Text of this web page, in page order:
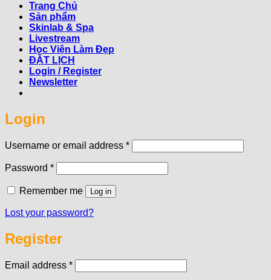
Trang Chủ
Sản phẩm
Skinlab & Spa
Livestream
Học Viện Làm Đẹp
ĐẶT LỊCH
Login / Register
Newsletter
Login
Username or email address *Required
Password *Required
Remember me Log in
Lost your password?
Register
Email address *Required